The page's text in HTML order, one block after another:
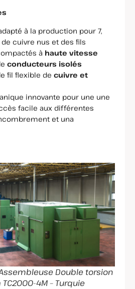
à la production pour 7,
de cuivre nus et des fils
à haute vitesse
conducteurs isolés
fil flexible de cuivre et
innovante pour une une
facile aux différentes
et una
Double torsion
4M – Turquie